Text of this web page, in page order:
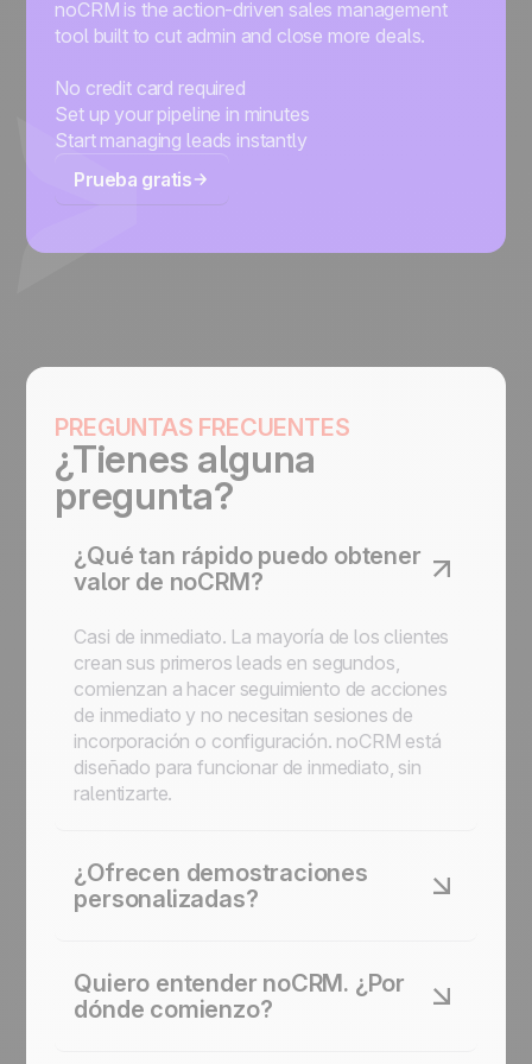
noCRM is the action-driven sales management
tool built to cut admin and close more deals.
No credit card required
Set up your pipeline in minutes
Start managing leads instantly
Prueba gratis
PREGUNTAS FRECUENTES
¿Tienes alguna
pregunta?
¿Qué tan rápido puedo obtener
valor de noCRM?
Casi de inmediato. La mayoría de los clientes
crean sus primeros leads en segundos,
comienzan a hacer seguimiento de acciones
de inmediato y no necesitan sesiones de
incorporación o configuración. noCRM está
diseñado para funcionar de inmediato, sin
ralentizarte.
¿Ofrecen demostraciones
personalizadas?
equipos de ventas de 10 o más personas,
generalmente recomendamos una
Quiero entender noCRM. ¿Por
dónde comienzo?